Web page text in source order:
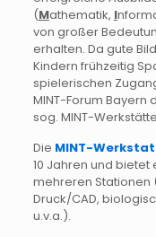
(Mathematik, I
von großer
erhalten. Da gute
Kindern frühzeitig
spielerischen
MINT-Forum Bayern
sog. MINT-
Die MINT-
10 Jahren und
mehreren Stationen
Druck/CAD,
u.v.a.).